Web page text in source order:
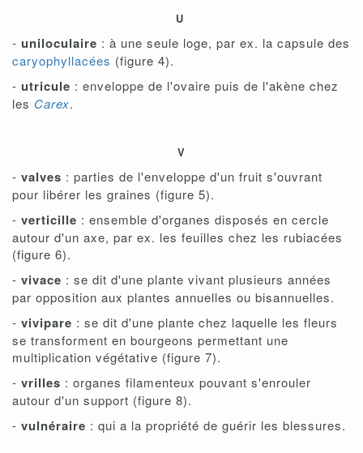
U
- uniloculaire : à une seule loge, par ex. la capsule des
caryophyllacées (figure 4).
- utricule : enveloppe de l'ovaire puis de l'akène chez
les Carex.
V
- valves : parties de l'enveloppe d'un fruit s'ouvrant
pour libérer les graines (figure 5).
- verticille : ensemble d'organes disposés en cercle
autour d'un axe, par ex. les feuilles chez les rubiacées
(figure 6).
- vivace : se dit d'une plante vivant plusieurs années
par opposition aux plantes annuelles ou bisannuelles.
- vivipare : se dit d'une plante chez laquelle les fleurs
se transforment en bourgeons permettant une
multiplication végétative (figure 7).
- vrilles : organes filamenteux pouvant s'enrouler
autour d'un support (figure 8).
- vulnéraire : qui a la propriété de guérir les blessures.